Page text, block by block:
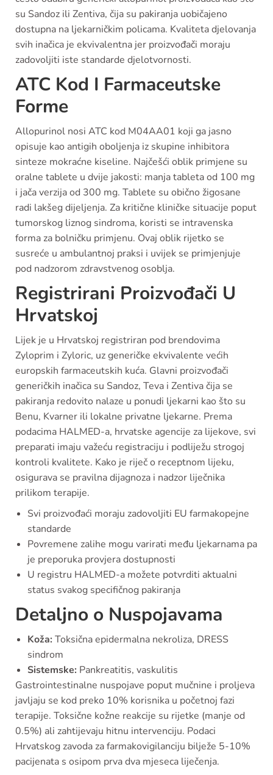
su Sandoz ili Zentiva, čija su pakiranja uobičajeno
dostupna na ljekarničkim policama. Kvaliteta djelovanja
svih inačica je ekvivalentna jer proizvođači moraju
zadovoljiti iste standarde djelotvornosti.
ATC Kod I Farmaceutske
Forme
Allopurinol nosi ATC kod M04AA01 koji ga jasno
opisuje kao antigih oboljenja iz skupine inhibitora
sinteze mokraćne kiseline. Najčešći oblik primjene su
oralne tablete u dvije jakosti: manja tableta od 100 mg
i jača verzija od 300 mg. Tablete su obično žigosane
radi lakšeg dijeljenja. Za kritične kliničke situacije poput
tumorskog liznog sindroma, koristi se intravenska
forma za bolničku primjenu. Ovaj oblik rijetko se
susreće u ambulantnoj praksi i uvijek se primjenjuje
pod nadzorom zdravstvenog osoblja.
Registrirani Proizvođači U
Hrvatskoj
Lijek je u Hrvatskoj registriran pod brendovima
Zyloprim i Zyloric, uz generičke ekvivalente većih
europskih farmaceutskih kuća. Glavni proizvođači
generičkih inačica su Sandoz, Teva i Zentiva čija se
pakiranja redovito nalaze u ponudi ljekarni kao što su
Benu, Kvarner ili lokalne privatne ljekarne. Prema
podacima HALMED-a, hrvatske agencije za lijekove, svi
preparati imaju važeću registraciju i podliježu strogoj
kontroli kvalitete. Kako je riječ o receptnom lijeku,
osigurava se pravilna dijagnoza i nadzor liječnika
prilikom terapije.
Svi proizvođaći moraju zadovoljiti EU farmakopejne
standarde
Povremene zalihe mogu varirati među ljekarnama pa
je preporuka provjera dostupnosti
U registru HALMED-a možete potvrditi aktualni
status svakog specifičnog pakiranja
Detaljno o Nuspojavama
Koža: Toksična epidermalna nekroliza, DRESS
sindrom
Sistemske: Pankreatitis, vaskulitis
Gastrointestinalne nuspojave poput mučnine i proljeva
javljaju se kod preko 10% korisnika u početnoj fazi
terapije. Toksične kožne reakcije su rijetke (manje od
0.5%) ali zahtijevaju hitnu intervenciju. Podaci
Hrvatskog zavoda za farmakovigilanciju bilježe 5-10%
pacijenata s osipom prva dva mjeseca liječenja.